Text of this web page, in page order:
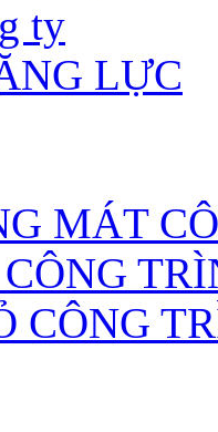
ty
LỰC
MÁT
CÔNG